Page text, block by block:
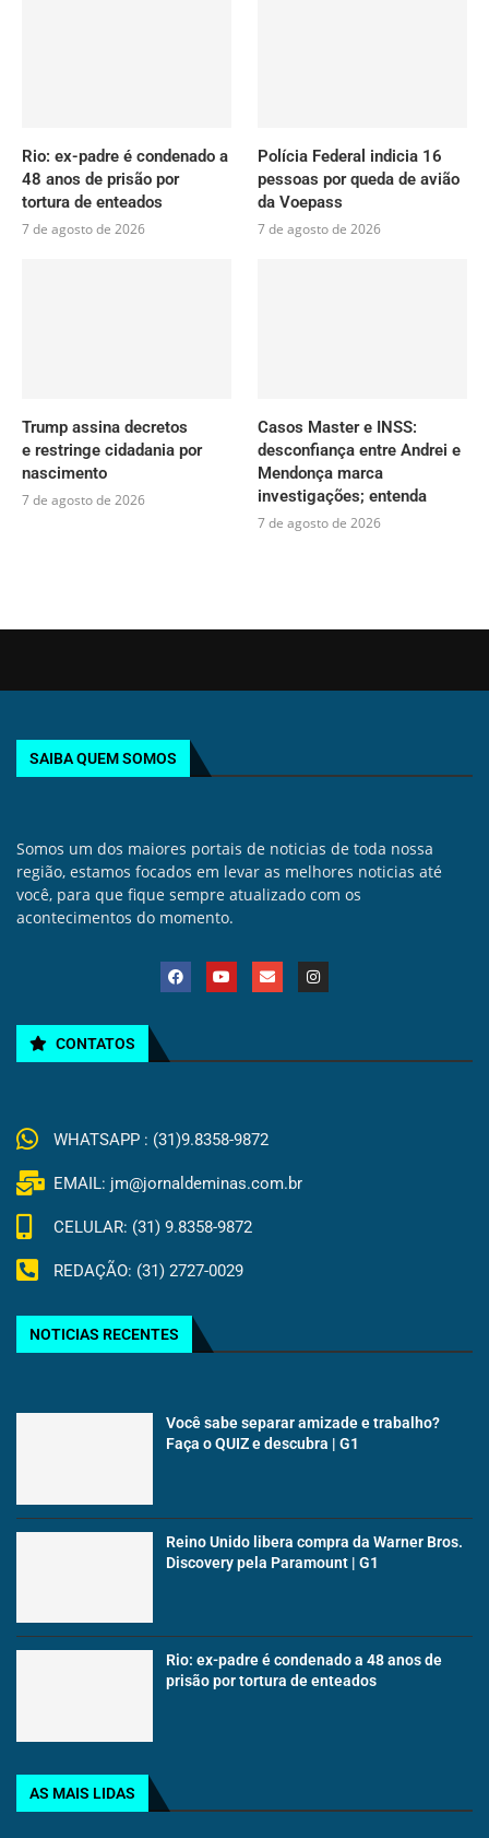
Rio: ex-padre é condenado a
48 anos de prisão por
tortura de enteados
7 de agosto de 2026
Polícia Federal indicia 16
pessoas por queda de avião
da Voepass
7 de agosto de 2026
Trump assina decretos
e restringe cidadania por
nascimento
7 de agosto de 2026
Casos Master e INSS:
desconfiança entre Andrei e
Mendonça marca
investigações; entenda
7 de agosto de 2026
SAIBA QUEM SOMOS
Somos um dos maiores portais de noticias de toda nossa
região, estamos focados em levar as melhores noticias até
você, para que fique sempre atualizado com os
acontecimentos do momento.
CONTATOS
WHATSAPP : (31)9.8358-9872
EMAIL: jm@jornaldeminas.com.br
CELULAR: (31) 9.8358-9872
REDAÇÃO: (31) 2727-0029
NOTICIAS RECENTES
Você sabe separar amizade e trabalho?
Faça o QUIZ e descubra | G1
Reino Unido libera compra da Warner Bros.
Discovery pela Paramount | G1
Rio: ex-padre é condenado a 48 anos de
prisão por tortura de enteados
AS MAIS LIDAS